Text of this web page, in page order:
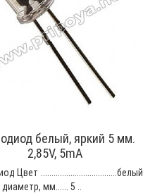
белый, яркий 5 мм.
2,85V, 5mA
Цвет ....................................белый
мм...... 5 ..